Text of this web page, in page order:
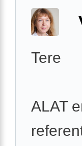
Tere
ALAT